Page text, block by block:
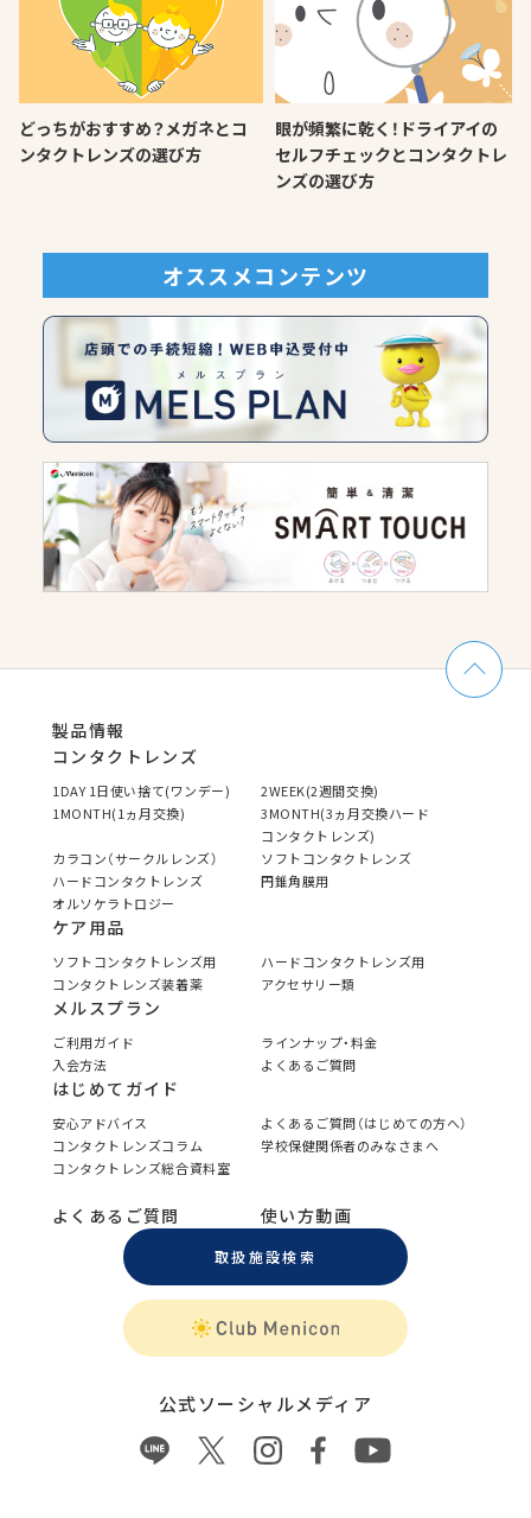
どっちがおすすめ？メガネとコ
ンタクトレンズの選び方
眼が頻繁に乾く！ドライアイの
セルフチェックとコンタクトレ
ンズの選び方
オススメコンテンツ
製品情報
コンタクトレンズ
1DAY 1日使い捨て(ワンデー)
2WEEK(2週間交換)
1MONTH(1ヵ月交換)
3MONTH(3ヵ月交換ハード
コンタクトレンズ)
カラコン（サークルレンズ）
ソフトコンタクトレンズ
ハードコンタクトレンズ
円錐角膜用
オルソケラトロジー
ケア用品
ソフトコンタクトレンズ用
ハードコンタクトレンズ用
コンタクトレンズ装着薬
アクセサリー類
メルスプラン
ご利用ガイド
ラインナップ・料金
入会方法
よくあるご質問
はじめてガイド
安心アドバイス
よくあるご質問（はじめての方へ）
コンタクトレンズコラム
学校保健関係者のみなさまへ
コンタクトレンズ総合資料室
よくあるご質問 使い方動画
取扱施設検索
公式ソーシャルメディア